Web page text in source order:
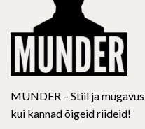
MUNDER – Stiil ja
kui kannad õigeid riideid!